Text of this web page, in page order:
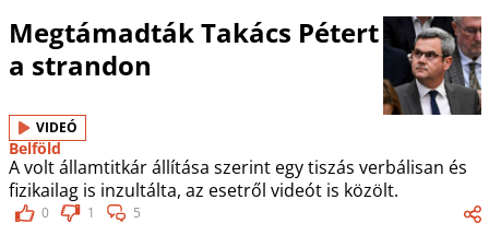
Megtámadták Takács Pétert
a strandon
VIDEÓ
Belföld
A volt államtitkár állítása szerint egy tiszás verbálisan és
fizikailag is inzultálta, az esetről videót is közölt.
0 1 5